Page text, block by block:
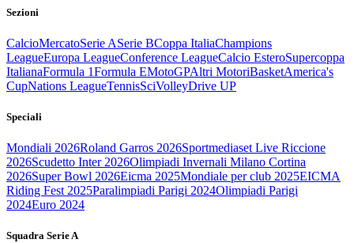
Sezioni
CalcioMercatoSerie ASerie BCoppa ItaliaChampions
LeagueEuropa LeagueConference LeagueCalcio EsteroSupercoppa
ItalianaFormula 1Formula EMotoGPAltri MotoriBasketAmerica's
CupNations LeagueTennisSciVolleyDrive UP
Speciali
Mondiali 2026Roland Garros 2026Sportmediaset Live Riccione
2026Scudetto Inter 2026Olimpiadi Invernali Milano Cortina
2026Super Bowl 2026Eicma 2025Mondiale per club 2025EICMA
Riding Fest 2025Paralimpiadi Parigi 2024Olimpiadi Parigi
2024Euro 2024
Squadra Serie A